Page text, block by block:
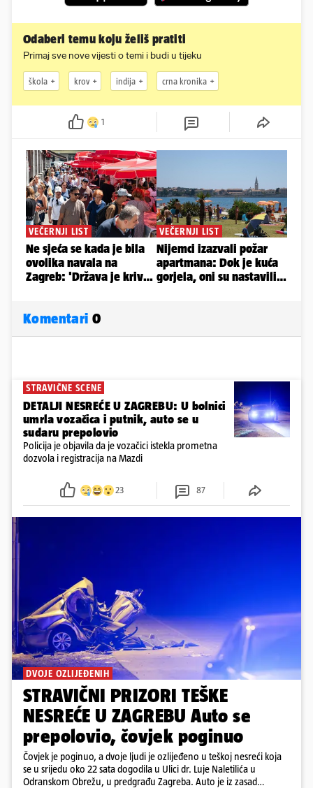
Odaberi temu koju želiš pratiti
Primaj sve nove vijesti o temi i budi u tijeku
škola krov indija crna kronika
1
Komentari 0
STRAVIČNE SCENE
DETALJI NESREĆE U ZAGREBU: U bolnici
umrla vozačica i putnik, auto se u
sudaru prepolovio
Policija je objavila da je vozačici istekla prometna
dozvola i registracija na Mazdi
23 87
DVOJE OZLIJEĐENIH
STRAVIČNI PRIZORI TEŠKE
NESREĆE U ZAGREBU Auto se
prepolovio, čovjek poginuo
Čovjek je poginuo, a dvoje ljudi je ozlijeđeno u teškoj nesreći koja
se u srijedu oko 22 sata dogodila u Ulici dr. Luje Naletilića u
Odranskom Obrežu, u predgrađu Zagreba. Auto je iz zasad